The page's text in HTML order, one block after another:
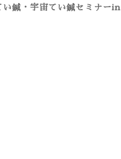
い鍼・宇宙てい鍼セミナー